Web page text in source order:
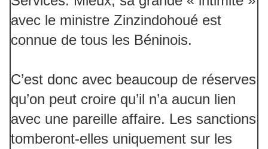
avec le ministre Zinzindohoué est
connue de tous les Béninois.
C’est donc avec beaucoup de réserves
qu’on peut croire qu’il n’a aucun lien
avec une pareille affaire. Les sanctions
tomberont-elles uniquement sur les